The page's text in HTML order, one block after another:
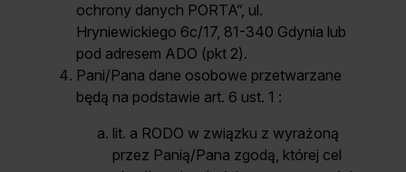
ochrony danych PORTA”, ul.
Hryniewickiego 6c/17, 81-340 Gdynia lub
pod adresem ADO (pkt 2).
Pani/Pana dane osobowe przetwarzane
będą na podstawie art. 6 ust. 1 :
lit. a RODO w związku z wyrażoną
przez Panią/Pana zgodą, której cel